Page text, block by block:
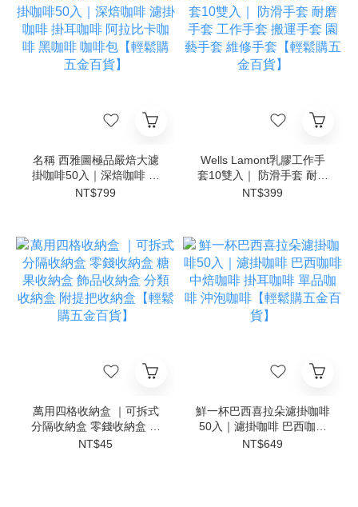
名稱 西雅圖極品嚴焙大濾
掛咖啡50入｜深焙咖啡 濾
掛咖啡 掛耳咖啡 阿拉比卡
NT$799
Wells Lamont乳膠工作手
套10雙入｜ 防滑手套 耐磨
手套 工作手套 搬運手套 園
NT$399
萬用四格收納盒 ｜可拆式
分隔收納盒 零錢收納盒 糖
果收納盒 飾品收納盒 分類
NT$45
鮮一杯巴西喜拉朵濾掛咖啡
50入｜濾掛咖啡 巴西咖啡
中焙咖啡 掛耳咖啡 單品咖
NT$649